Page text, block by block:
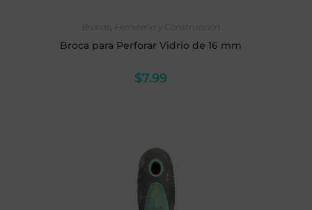
Brocas
Ferretería y Construcción
Broca para Perforar Vidrio de 16 mm
$7.99